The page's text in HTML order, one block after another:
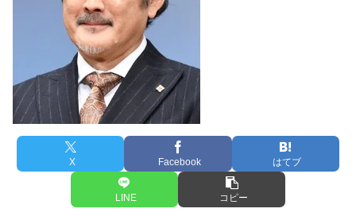
X Facebook はてブ
LINE コピー